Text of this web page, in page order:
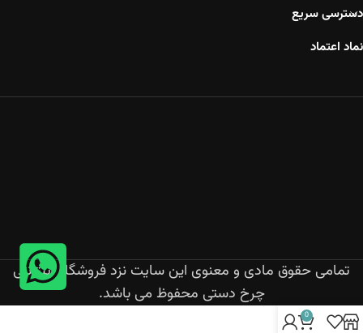
دسترسی سریع
نماد اعتماد
تمامی حقوق مادی و معنوی این سایت نزد فروشگاه اینترنتی
چرخ دستی محفوظ می باشد.
0